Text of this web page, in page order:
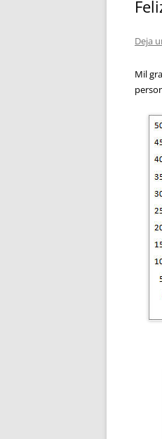
Deja
Mil